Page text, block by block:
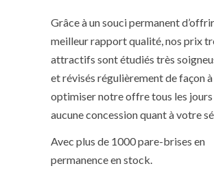
Grâce à un souci permanent
meilleur rapport qualité, nos prix
attractifs sont étudiés très
et révisés régulièrement de façon à
optimiser notre offre tous les jours
aucune concession quant à votre
Avec plus de 1000 pare-brises en
permanence en stock.